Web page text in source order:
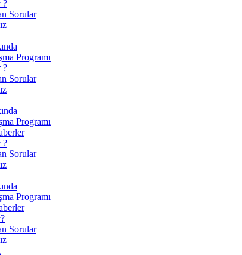
?
Sorular
Programı
?
Sorular
Programı
?
Sorular
Programı
Sorular